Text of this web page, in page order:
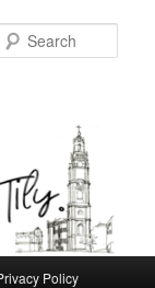
Policy